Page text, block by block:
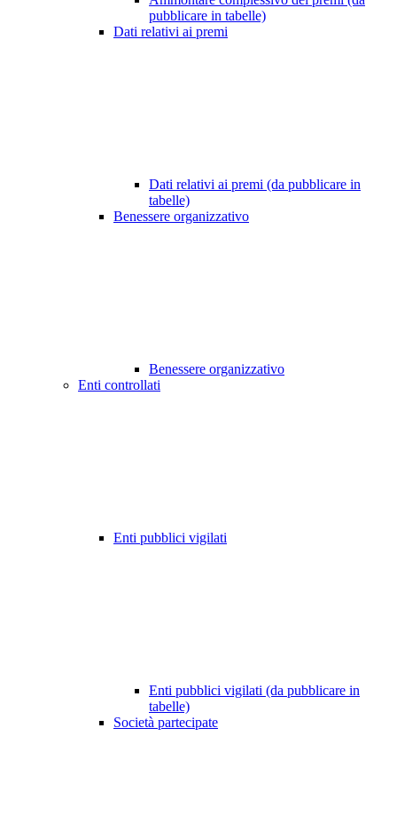
pubblicare in tabelle)
Dati relativi ai premi
Dati relativi ai premi (da pubblicare in
tabelle)
Benessere organizzativo
Benessere organizzativo
Enti controllati
Enti pubblici vigilati
Enti pubblici vigilati (da pubblicare in
tabelle)
Società partecipate